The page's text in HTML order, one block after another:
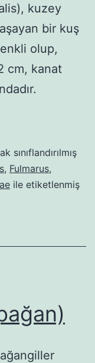
kuzey
bir kuş
olup,
cm, kanat
sınıflandırılmış
, Fulmarus,
ile etiketlenmiş